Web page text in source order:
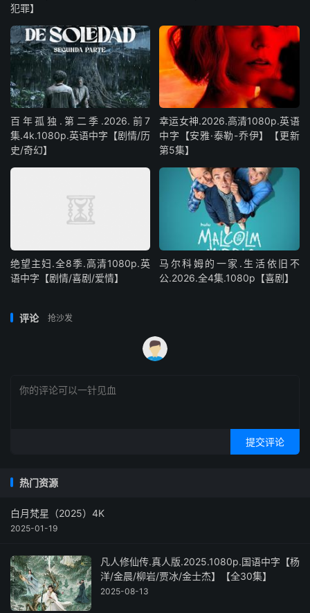
犯罪】
百年孤独.第二季.2026.前7
集.4k.1080p.英语中字【剧情/历
史/奇幻】
幸运女神.2026.高清1080p.英语
中字【安雅·泰勒-乔伊】【更新
第5集】
绝望主妇.全8季.高清1080p.英
语中字【剧情/喜剧/爱情】
马尔科姆的一家.生活依旧不
公.2026.全4集.1080p【喜剧】
评论 抢沙发
提交评论
热门资源
白月梵星（2025）4K
2025-01-19
凡人修仙传.真人版.2025.1080p.国语中字【杨
洋/金晨/柳岩/贾冰/金士杰】【全30集】
2025-08-13